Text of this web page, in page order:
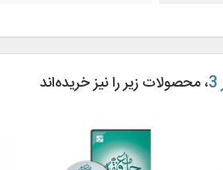
، محصولات زیر را نیز خریده‌اند